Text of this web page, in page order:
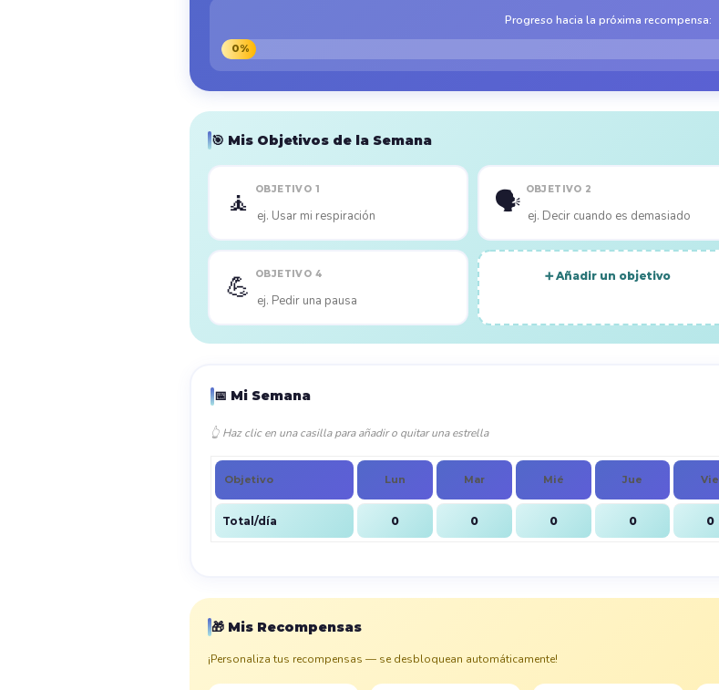
Progreso hacia la próxima recompensa:
0%
🎯 Mis Objetivos de la Semana
🧘 OBJETIVO 1 🗣️ OBJETIVO 2
💪 OBJETIVO 4 ➕ Añadir un objetivo
📅 Mi Semana
👆 Haz clic en una casilla para añadir o quitar una estrella
Objetivo Lun Mar Mié Jue Vie
Total/día 0 0 0 0 0
🎁 Mis Recompensas
¡Personaliza tus recompensas — se desbloquean automáticamente!